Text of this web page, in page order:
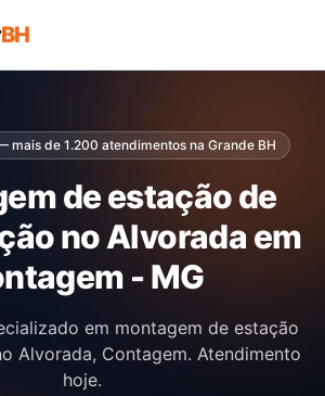
BH
mais de 1.200 atendimentos na Grande BH
de estação de
no Alvorada em
- MG
em montagem de estação
Alvorada, Contagem. Atendimento
hoje.